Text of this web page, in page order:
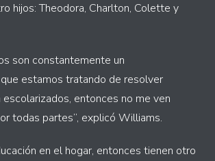
hijos: Theodora, Charlton, Colette y
son constantemente un
estamos tratando de resolver
entonces no me ven
todas partes”, explicó Williams.
en el hogar, entonces tienen otro